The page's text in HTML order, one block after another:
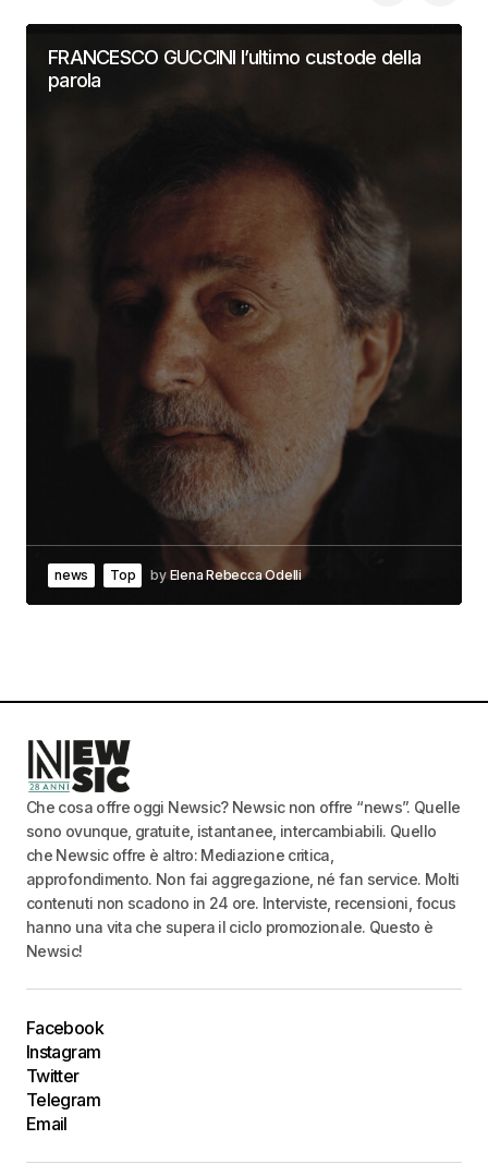
FRANCESCO GUCCINI l’ultimo custode della
parola
news Top by Elena Rebecca Odelli
Che cosa offre oggi Newsic? Newsic non offre “news”. Quelle
sono ovunque, gratuite, istantanee, intercambiabili. Quello
che Newsic offre è altro: Mediazione critica,
approfondimento. Non fai aggregazione, né fan service. Molti
contenuti non scadono in 24 ore. Interviste, recensioni, focus
hanno una vita che supera il ciclo promozionale. Questo è
Newsic!
Facebook
Instagram
Twitter
Telegram
Email